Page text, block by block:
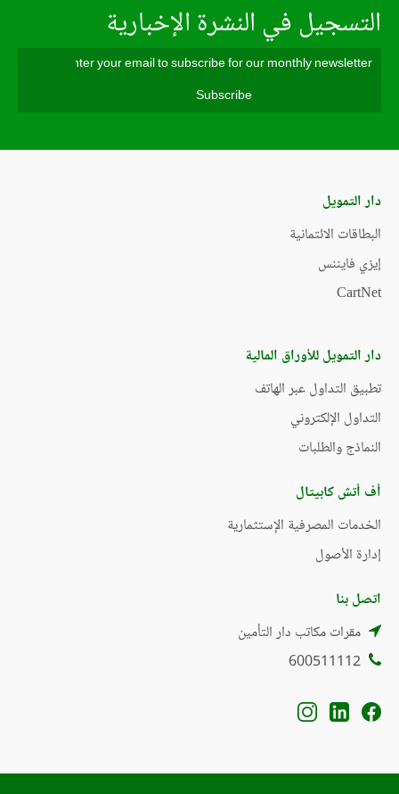
التسجيل في النشرة الإخبارية
دار التمويل
البطاقات الائتمانية
إيزي فايننس
CartNet
دار التمويل للأوراق المالية
تطبيق التداول عبر الهاتف
التداول الإلكتروني
النماذج والطلبات
أف أتش كابيتال
الخدمات المصرفية الإستثمارية
إدارة الأصول
اتصل بنا
مقرات مكاتب دار التأمين
600511112